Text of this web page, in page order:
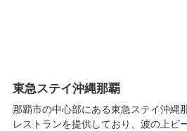
東急ステイ沖縄那覇
那覇市の中心部にある東急ステイ沖縄
レストランを提供しており、波の上ビ